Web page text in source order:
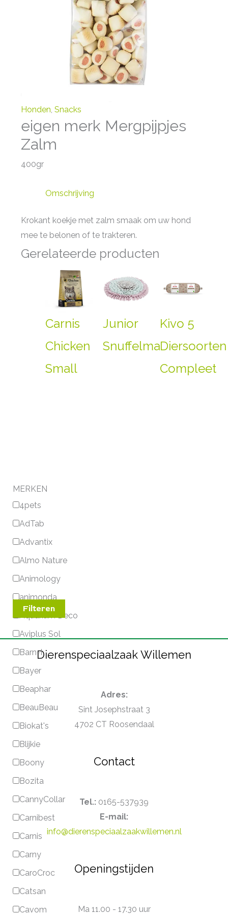
Honden, Snacks
eigen merk Mergpijpjes
Zalm
400gr
Omschrijving
Krokant koekje met zalm smaak om uw hond
mee te belonen of te trakteren.
Gerelateerde producten
Carnis
Chicken
Small
Junior
Snuffelmat
Kivo 5
Diersoorten
Compleet
MERKEN
4pets
AdTab
Advantix
Almo Nature
Animology
animonda
Aquarium Deco
Aviplus Sol
Barn-I
Bayer
Beaphar
BeauBeau
Biokat's
Blijkie
Boony
Bozita
CannyCollar
Carnibest
Carnis
Carny
CaroCroc
Catsan
Cavom
Filteren
Dierenspeciaalzaak Willemen
Adres:
Sint Josephstraat 3
4702 CT Roosendaal
Contact
Tel.: 0165-537939
E-mail:
info@dierenspeciaalzaakwillemen.nl
Openingstijden
Ma 11.00 - 17.30 uur